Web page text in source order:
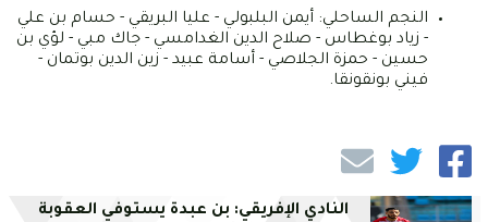
النجم الساحلي: أيمن البلبولي - عليا البريقي - حسام بن علي
- زياد بوغطاس - صلاح الدين الغدامسي - جاك مبي - لؤي بن
حسين - حمزة الجلاصي - أسامة عبيد - زين الدين بوتمان -
فيني بونقونقا.
النادي الإفريقي: بن عبدة يستوفي العقوبة